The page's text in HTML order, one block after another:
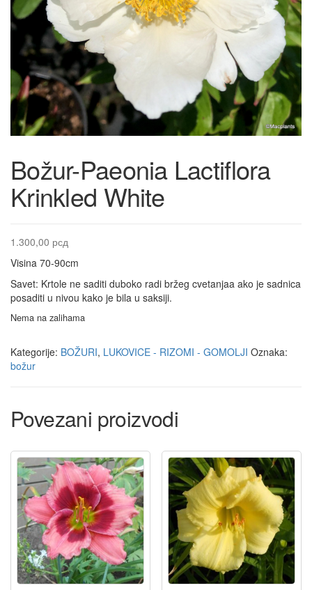
Božur-Paeonia Lactiflora
Krinkled White
1.300,00 рсд
Visina 70-90cm
Savet: Krtole ne saditi duboko radi bržeg cvetanjaa ako je sadnica
posaditi u nivou kako je bila u saksiji.
Nema na zalihama
Kategorije: BOŽURI, LUKOVICE - RIZOMI - GOMOLJI Oznaka:
božur
Povezani proizvodi